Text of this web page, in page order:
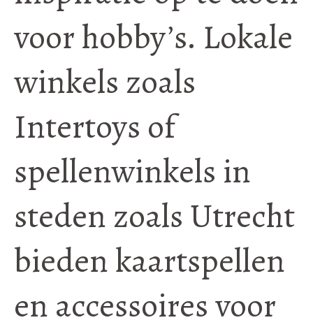
voor hobby’s. Lokale
winkels zoals
Intertoys of
spellenwinkels in
steden zoals Utrecht
bieden kaartspellen
en accessoires voor